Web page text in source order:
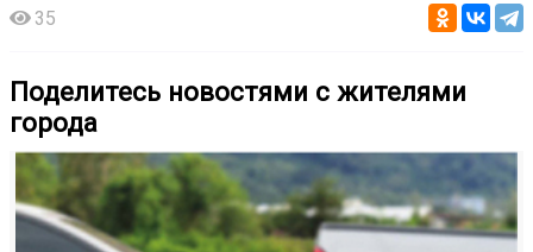
35
Поделитесь новостями с жителями
города